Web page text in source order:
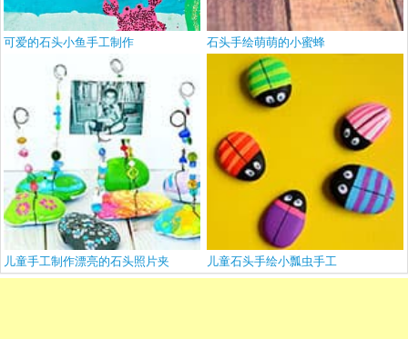
可爱的石头小鱼手工制作 石头手绘萌萌的小蜜蜂
儿童手工制作漂亮的石头照片夹 儿童石头手绘小瓢虫手工